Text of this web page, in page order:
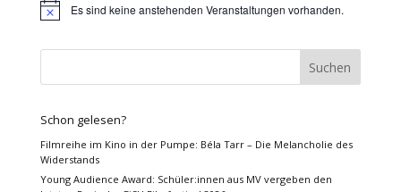
HinweisEs sind keine anstehenden Veranstaltungen vorhanden.
Schon gelesen?
Filmreihe im Kino in der Pumpe: Béla Tarr – Die Melancholie des
Widerstands
Young Audience Award: Schüler:innen aus MV vergeben den